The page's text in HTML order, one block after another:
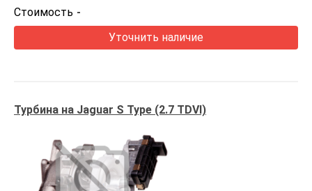
Стоимость -
Уточнить наличие
Турбина на Jaguar S Type (2.7 TDVI)